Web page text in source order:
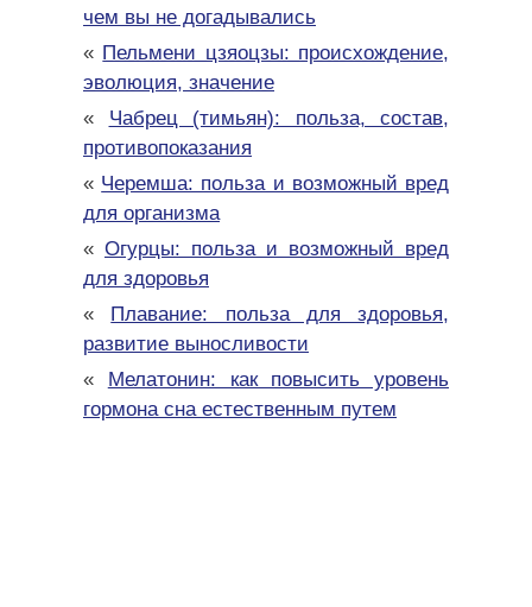
чем вы не догадывались
« Пельмени цзяоцзы: происхождение,
эволюция, значение
« Чабрец (тимьян): польза, состав,
противопоказания
« Черемша: польза и возможный вред
для организма
« Огурцы: польза и возможный вред
для здоровья
« Плавание: польза для здоровья,
развитие выносливости
« Мелатонин: как повысить уровень
гормона сна естественным путем